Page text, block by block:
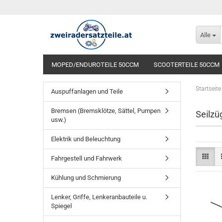
Alle
MOPED/ENDUROTEILE 50CCM SCOOTERTEILE 50CCM
Startseite
Auspuffanlagen und Teile
Bremsen (Bremsklötze, Sättel, Pumpen
usw.)
Elektrik und Beleuchtung
Fahrgestell und Fahrwerk
Kühlung und Schmierung
Lenker, Griffe, Lenkeranbauteile u.
Spiegel